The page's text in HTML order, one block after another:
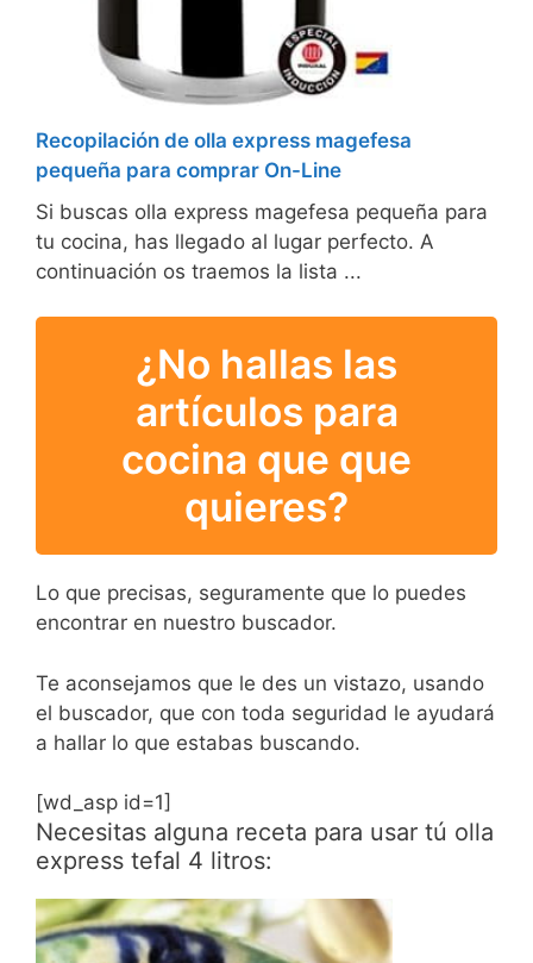
Recopilación de olla express magefesa
pequeña para comprar On-Line
Si buscas olla express magefesa pequeña para
tu cocina, has llegado al lugar perfecto. A
continuación os traemos la lista ...
¿No hallas las
artículos para
cocina que que
quieres?
Lo que precisas, seguramente que lo puedes
encontrar en nuestro buscador.
Te aconsejamos que le des un vistazo, usando
el buscador, que con toda seguridad le ayudará
a hallar lo que estabas buscando.
[wd_asp id=1]
Necesitas alguna receta para usar tú olla
express tefal 4 litros: